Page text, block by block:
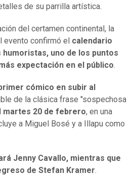
de su parrilla artística.
del certamen continental, la
evento confirmó el calendario
uno de los puntos
expectación en el público.
cómico en subir al
de la clásica frase "sospechosa
martes 20 de febrero, en una
a Miguel Bosé y a Illapu como
Jenny Cavallo, mientras que
de Stefan Kramer.